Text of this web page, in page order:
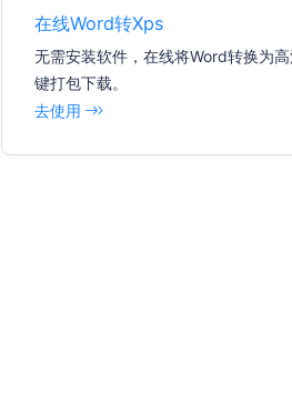
在线Word转Xps
无需安装软件，在线将Word转换为
键打包下载。
去使用